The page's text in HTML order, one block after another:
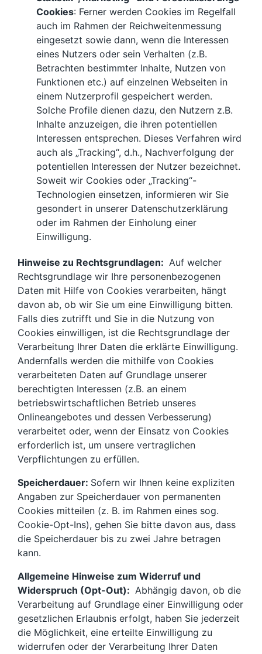
Cookies: Ferner werden Cookies im Regelfall
auch im Rahmen der Reichweitenmessung
eingesetzt sowie dann, wenn die Interessen
eines Nutzers oder sein Verhalten (z.B.
Betrachten bestimmter Inhalte, Nutzen von
Funktionen etc.) auf einzelnen Webseiten in
einem Nutzerprofil gespeichert werden.
Solche Profile dienen dazu, den Nutzern z.B.
Inhalte anzuzeigen, die ihren potentiellen
Interessen entsprechen. Dieses Verfahren wird
auch als „Tracking“, d.h., Nachverfolgung der
potentiellen Interessen der Nutzer bezeichnet.
Soweit wir Cookies oder „Tracking“-
Technologien einsetzen, informieren wir Sie
gesondert in unserer Datenschutzerklärung
oder im Rahmen der Einholung einer
Einwilligung.
Hinweise zu Rechtsgrundlagen: Auf welcher
Rechtsgrundlage wir Ihre personenbezogenen
Daten mit Hilfe von Cookies verarbeiten, hängt
davon ab, ob wir Sie um eine Einwilligung bitten.
Falls dies zutrifft und Sie in die Nutzung von
Cookies einwilligen, ist die Rechtsgrundlage der
Verarbeitung Ihrer Daten die erklärte Einwilligung.
Andernfalls werden die mithilfe von Cookies
verarbeiteten Daten auf Grundlage unserer
berechtigten Interessen (z.B. an einem
betriebswirtschaftlichen Betrieb unseres
Onlineangebotes und dessen Verbesserung)
verarbeitet oder, wenn der Einsatz von Cookies
erforderlich ist, um unsere vertraglichen
Verpflichtungen zu erfüllen.
Speicherdauer: Sofern wir Ihnen keine expliziten
Angaben zur Speicherdauer von permanenten
Cookies mitteilen (z. B. im Rahmen eines sog.
Cookie-Opt-Ins), gehen Sie bitte davon aus, dass
die Speicherdauer bis zu zwei Jahre betragen
kann.
Allgemeine Hinweise zum Widerruf und
Widerspruch (Opt-Out): Abhängig davon, ob die
Verarbeitung auf Grundlage einer Einwilligung oder
gesetzlichen Erlaubnis erfolgt, haben Sie jederzeit
die Möglichkeit, eine erteilte Einwilligung zu
widerrufen oder der Verarbeitung Ihrer Daten